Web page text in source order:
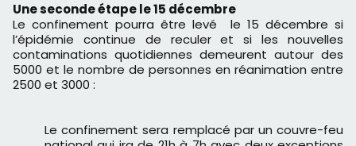
Une seconde étape le 15 décembre
Le confinement pourra être levé le 15 décembre si
l’épidémie continue de reculer et si les nouvelles
contaminations quotidiennes demeurent autour des
5000 et le nombre de personnes en réanimation entre
2500 et 3000 :
Le confinement sera remplacé par un couvre-feu